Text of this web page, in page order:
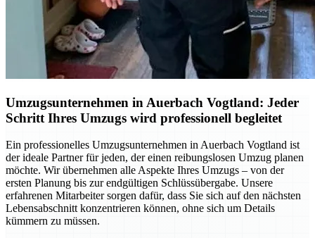
Umzugsunternehmen in Auerbach Vogtland: Jeder
Schritt Ihres Umzugs wird professionell begleitet
Ein professionelles Umzugsunternehmen in Auerbach Vogtland ist
der ideale Partner für jeden, der einen reibungslosen Umzug planen
möchte. Wir übernehmen alle Aspekte Ihres Umzugs – von der
ersten Planung bis zur endgültigen Schlüssübergabe. Unsere
erfahrenen Mitarbeiter sorgen dafür, dass Sie sich auf den nächsten
Lebensabschnitt konzentrieren können, ohne sich um Details
kümmern zu müssen.